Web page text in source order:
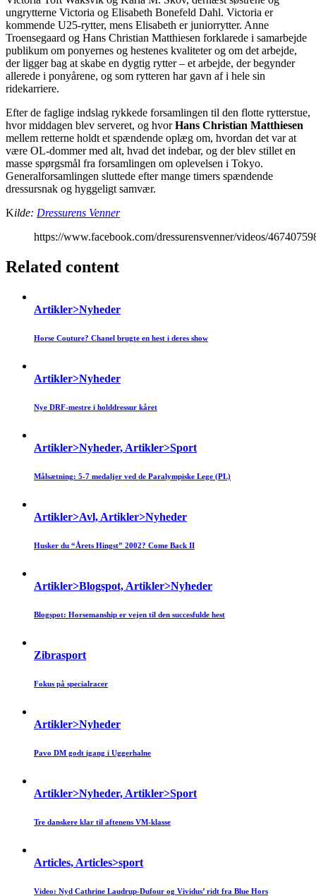
ungrytterne Victoria og Elisabeth Bonefeld Dahl. Victoria er
kommende U25-rytter, mens Elisabeth er juniorrytter. Anne
Troensegaard og Hans Christian Matthiesen forklarede i samarbejde
publikum om ponyernes og hestenes kvaliteter og om det arbejde,
der ligger bag at skabe en dygtig rytter – et arbejde, der begynder
allerede i ponyårene, og som rytteren har gavn af i hele sin
ridekarriere.
Efter de faglige indslag rykkede forsamlingen til den flotte rytterstue,
hvor middagen blev serveret, og hvorHans Christian Matthiesen
mellem retterne holdt et spændende oplæg om, hvordan det var at
være OL-dommer med alt, hvad det indebar, og der blev stillet en
masse spørgsmål fra forsamlingen om oplevelsen i Tokyo.
Generalforsamlingen sluttede efter mange timers spændende
dressursnak og hyggeligt samvær.
Kilde: Dressurens Venner
https://www.facebook.com/dressurensvenner/videos/
Related content
Artikler>Nyheder
Horse Couture? Chanel brugte en hest i deres show
Artikler>Nyheder
Nye DRF-mestre i holddressur kåret
Artikler>Nyheder, Artikler>Sport
Målsætning: 5-7 medaljer ved de Paralympiske Lege (PL)
Artikler>Avl, Artikler>Nyheder
Husker du “Årets Hingst” 2002? Come Back II
Artikler>Blogspot, Artikler>Nyheder
Blogspot: Horsemanship er vejen til den succesfulde hest
Zibrasport
Fokus på specialracer
Artikler>Nyheder
Pavo DM godt igang i Uggerhalne
Artikler>Nyheder, Artikler>Sport
Tre danskere klar til aftenens VM-klasse
Articles, Articles>sport
Video: Nyd Cathrine Laudrup-Dufour og Vividus’ ridt fra Blue Hors